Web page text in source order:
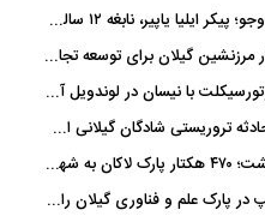
پایان تلخ جست‌وجو؛ پیکر ایلیا یاپیر، نابغه ۱۲ ساله لاهیجانی پیدا شد
ظرفیت ۵۰۰ هزار مرزنشین گیلان برای توسعه تجارت فعال می‌شود
تصادف مرگبار موتورسیکلت با نیسان در لوندویل آستارا/ انتقال مصدوم با اورژانس هوایی به رشت
یکی از شهدای حادثه تروریستی شادگان گیلانی است/ شهادت «سینا سیاه‌ نژاد» در درگیری با اشرار مسلح
تحول بزرگ در رشت؛ ۴۷۰ هکتار پارک لاکان به شهر ملحق می‌شود/ انتقال سند به‌ زودی
آکادمی منتورشیپ در پارک علم و فناوری گیلان راه‌اندازی شد